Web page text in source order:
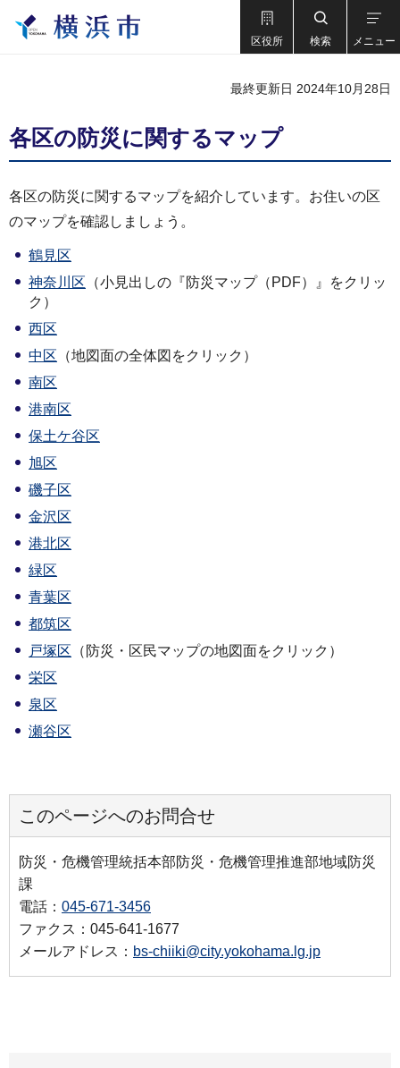
区役所 検索 メニュー
最終更新日 2024年10月28日
各区の防災に関するマップ
各区の防災に関するマップを紹介しています。お住いの区
のマップを確認しましょう。
鶴見区
神奈川区 （小見出しの『防災マップ（PDF）』をクリッ
ク）
西区
中区 （地図面の全体図をクリック）
南区
港南区
保土ケ谷区
旭区
磯子区
金沢区
港北区
緑区
青葉区
都筑区
戸塚区 （防災・区民マップの地図面をクリック）
栄区
泉区
瀬谷区
このページへのお問合せ
防災・危機管理統括本部防災・危機管理推進部地域防災
課
電話： 045-671-3456
ファクス：045-641-1677
メールアドレス： bs-chiiki@city.yokohama.lg.jp